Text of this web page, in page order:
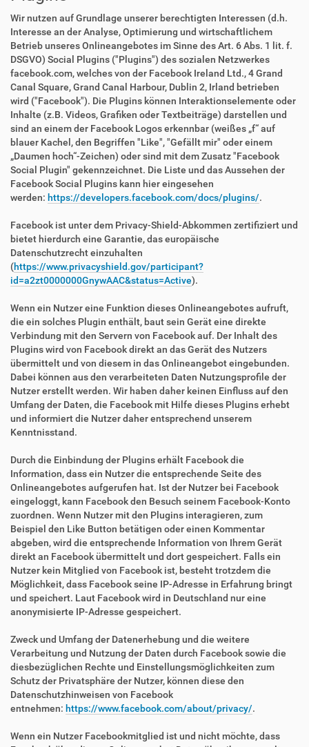
Wir nutzen auf Grundlage unserer berechtigten Interessen (d.h.
Interesse an der Analyse, Optimierung und wirtschaftlichem
Betrieb unseres Onlineangebotes im Sinne des Art. 6 Abs. 1 lit. f.
DSGVO) Social Plugins ("Plugins") des sozialen Netzwerkes
facebook.com, welches von der Facebook Ireland Ltd., 4 Grand
Canal Square, Grand Canal Harbour, Dublin 2, Irland betrieben
wird ("Facebook"). Die Plugins können Interaktionselemente oder
Inhalte (z.B. Videos, Grafiken oder Textbeiträge) darstellen und
sind an einem der Facebook Logos erkennbar (weißes „f“ auf
blauer Kachel, den Begriffen "Like", "Gefällt mir" oder einem
„Daumen hoch“-Zeichen) oder sind mit dem Zusatz "Facebook
Social Plugin" gekennzeichnet. Die Liste und das Aussehen der
Facebook Social Plugins kann hier eingesehen
werden: https://developers.facebook.com/docs/plugins/.
Facebook ist unter dem Privacy-Shield-Abkommen zertifiziert und
bietet hierdurch eine Garantie, das europäische
Datenschutzrecht einzuhalten
(https://www.privacyshield.gov/participant?
id=a2zt0000000GnywAAC&status=Active).
Wenn ein Nutzer eine Funktion dieses Onlineangebotes aufruft,
die ein solches Plugin enthält, baut sein Gerät eine direkte
Verbindung mit den Servern von Facebook auf. Der Inhalt des
Plugins wird von Facebook direkt an das Gerät des Nutzers
übermittelt und von diesem in das Onlineangebot eingebunden.
Dabei können aus den verarbeiteten Daten Nutzungsprofile der
Nutzer erstellt werden. Wir haben daher keinen Einfluss auf den
Umfang der Daten, die Facebook mit Hilfe dieses Plugins erhebt
und informiert die Nutzer daher entsprechend unserem
Kenntnisstand.
Durch die Einbindung der Plugins erhält Facebook die
Information, dass ein Nutzer die entsprechende Seite des
Onlineangebotes aufgerufen hat. Ist der Nutzer bei Facebook
eingeloggt, kann Facebook den Besuch seinem Facebook-Konto
zuordnen. Wenn Nutzer mit den Plugins interagieren, zum
Beispiel den Like Button betätigen oder einen Kommentar
abgeben, wird die entsprechende Information von Ihrem Gerät
direkt an Facebook übermittelt und dort gespeichert. Falls ein
Nutzer kein Mitglied von Facebook ist, besteht trotzdem die
Möglichkeit, dass Facebook seine IP-Adresse in Erfahrung bringt
und speichert. Laut Facebook wird in Deutschland nur eine
anonymisierte IP-Adresse gespeichert.
Zweck und Umfang der Datenerhebung und die weitere
Verarbeitung und Nutzung der Daten durch Facebook sowie die
diesbezüglichen Rechte und Einstellungsmöglichkeiten zum
Schutz der Privatsphäre der Nutzer, können diese den
Datenschutzhinweisen von Facebook
entnehmen: https://www.facebook.com/about/privacy/.
Wenn ein Nutzer Facebookmitglied ist und nicht möchte, dass